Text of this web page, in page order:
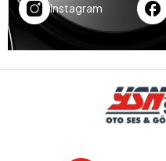
Instagram